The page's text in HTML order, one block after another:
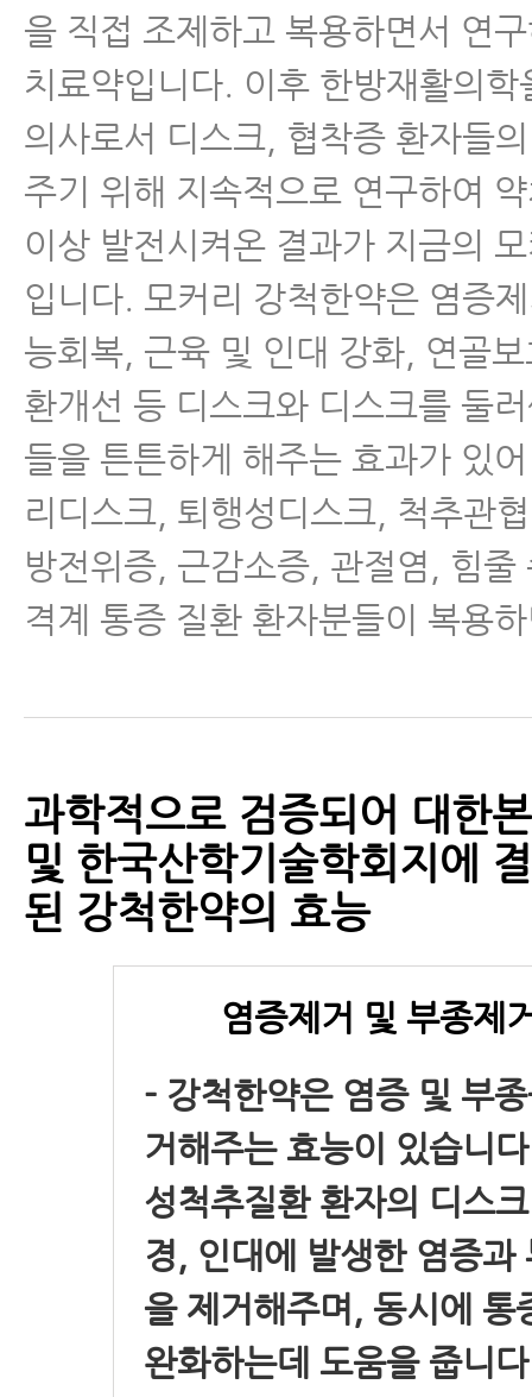
을 직접 조제하고 복용하면서 연
치료약입니다. 이후 한방재활의학
의사로서 디스크, 협착증 환자들
주기 위해 지속적으로 연구하여
이상 발전시켜온 결과가 지금의
입니다. 모커리 강척한약은 염증
능회복, 근육 및 인대 강화, 연골
환개선 등 디스크와 디스크를 둘
들을 튼튼하게 해주는 효과가 있
리디스크, 퇴행성디스크, 척추관
방전위증, 근감소증, 관절염, 힘줄
격계 통증 질환 환자분들이 복용
과학적으로 검증되어 대한
및 한국산학기술학회지에
된 강척한약의 효능
염증제거 및 부종제
- 강척한약은 염증 및 부
거해주는 효능이 있습니
성척추질환 환자의 디스
경, 인대에 발생한 염증과
을 제거해주며, 동시에 통
완화하는데 도움을 줍니